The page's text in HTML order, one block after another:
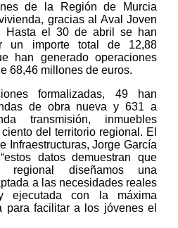
de la Región de Murcia
gracias al Aval Joven
Hasta el 30 de abril se han
un importe total de 12,88
han generado operaciones
68,46 millones de euros.
formalizadas, 49 han
de obra nueva y 631 a
transmisión, inmuebles
del territorio regional. El
Infraestructuras, Jorge García
datos demuestran que
diseñamos una
a las necesidades reales
ejecutada con la máxima
para facilitar a los jóvenes el